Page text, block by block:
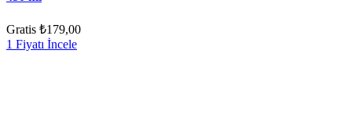
Gratis ₺179,00
1 Fiyatı İncele